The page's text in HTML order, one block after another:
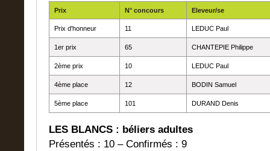
Prix N° concours Eleveur/se
Prix d'honneur 11 LEDUC Paul
1er prix 65 CHANTEPIE Philippe
2ème prix 10 LEDUC Paul
4ème place 12 BODIN Samuel
5ème place 101 DURAND Denis
LES BLANCS : béliers adultes
Présentés : 10 – Confirmés : 9